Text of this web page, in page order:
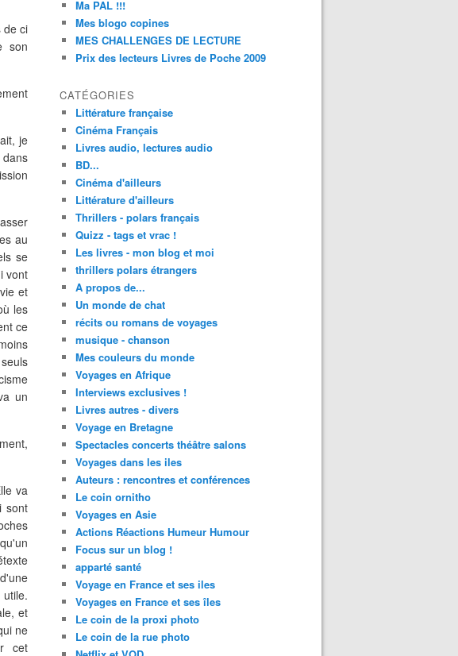
de ci
son
je
au
se
vont
et
les
ce
un
va
sont
et
ne
cet
Ma PAL !!!
Mes blogo copines
MES CHALLENGES DE LECTURE
Prix des lecteurs Livres de Poche 2009
CATÉGORIES
Littérature française
Cinéma Français
Livres audio, lectures audio
BD...
Cinéma d'ailleurs
Littérature d'ailleurs
Thrillers - polars français
Quizz - tags et vrac !
Les livres - mon blog et moi
thrillers polars étrangers
A propos de...
Un monde de chat
récits ou romans de voyages
musique - chanson
Mes couleurs du monde
Voyages en Afrique
Interviews exclusives !
Livres autres - divers
Voyage en Bretagne
Spectacles concerts théâtre salons
Voyages dans les iles
Auteurs : rencontres et conférences
Le coin ornitho
Voyages en Asie
Actions Réactions Humeur Humour
Focus sur un blog !
apparté santé
Voyage en France et ses iles
Voyages en France et ses îles
Le coin de la proxi photo
Le coin de la rue photo